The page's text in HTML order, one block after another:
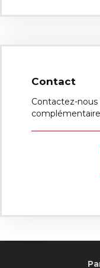
Contact
Contactez-